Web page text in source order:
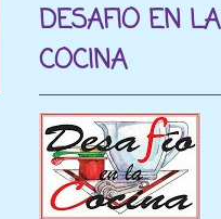
DESAFIO EN LA
COCINA